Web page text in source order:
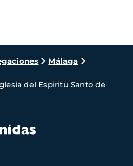
Málaga
del Espiritu Santo de